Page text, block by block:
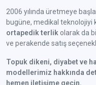
2006 yılında üretmeye
bugüne, medikal teknolojiyi
ortapedik terlik olarak da
ve perakende satış
Topuk dikeni, diyabet ve
modellerimiz hakkında
hemen iletişime geçin.